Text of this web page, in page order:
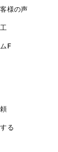
様の声
F
る